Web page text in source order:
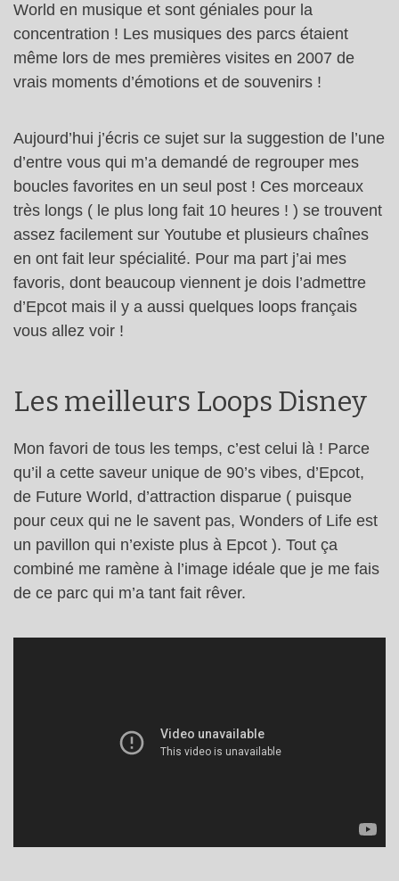
World en musique et sont géniales pour la
concentration ! Les musiques des parcs étaient
même lors de mes premières visites en 2007 de
vrais moments d’émotions et de souvenirs !
Aujourd’hui j’écris ce sujet sur la suggestion de l’une
d’entre vous qui m’a demandé de regrouper mes
boucles favorites en un seul post ! Ces morceaux
très longs ( le plus long fait 10 heures ! ) se trouvent
assez facilement sur Youtube et plusieurs chaînes
en ont fait leur spécialité. Pour ma part j’ai mes
favoris, dont beaucoup viennent je dois l’admettre
d’Epcot mais il y a aussi quelques loops français
vous allez voir !
Les meilleurs Loops Disney
Mon favori de tous les temps, c’est celui là ! Parce
qu’il a cette saveur unique de 90’s vibes, d’Epcot,
de Future World, d’attraction disparue ( puisque
pour ceux qui ne le savent pas, Wonders of Life est
un pavillon qui n’existe plus à Epcot ). Tout ça
combiné me ramène à l’image idéale que je me fais
de ce parc qui m’a tant fait rêver.